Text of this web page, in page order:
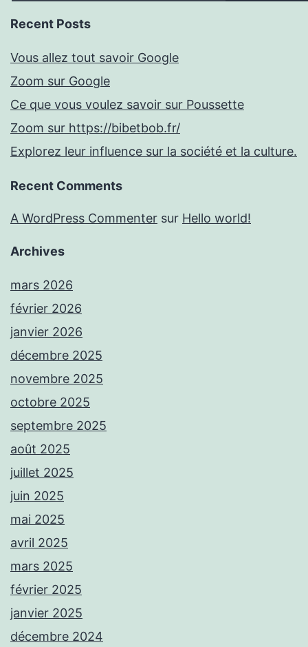
Recent Posts
Vous allez tout savoir Google
Zoom sur Google
Ce que vous voulez savoir sur Poussette
Zoom sur https://bibetbob.fr/
Explorez leur influence sur la société et la culture.
Recent Comments
A WordPress Commenter sur Hello world!
Archives
mars 2026
février 2026
janvier 2026
décembre 2025
novembre 2025
octobre 2025
septembre 2025
août 2025
juillet 2025
juin 2025
mai 2025
avril 2025
mars 2025
février 2025
janvier 2025
décembre 2024